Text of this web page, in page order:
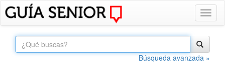
Búsqueda avanzada »